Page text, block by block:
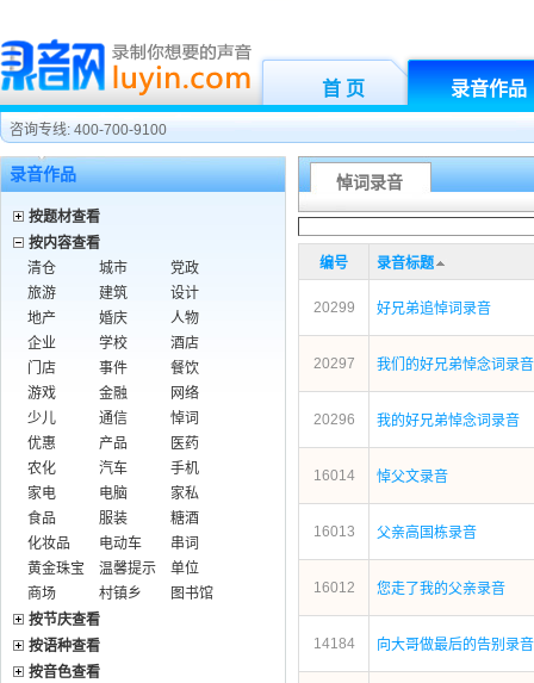
首 页 录音作品
咨询专线: 400-700-9100
录音作品
按题材查看
按内容查看
清仓
城市
党政
旅游
建筑
设计
地产
婚庆
人物
企业
学校
酒店
门店
事件
餐饮
游戏
金融
网络
少儿
通信
悼词
优惠
产品
医药
农化
汽车
手机
家电
电脑
家私
食品
服装
糖酒
化妆品
电动车
串词
黄金珠宝
温馨提示
单位
商场
村镇乡
图书馆
按节庆查看
按语种查看
按音色查看
悼词录音
编号 录音标题
20299 好兄弟追悼词录音
20297 我们的好兄弟悼念词录音
20296 我的好兄弟悼念词录音
16014 悼父文录音
16013 父亲高国栋录音
16012 您走了我的父亲录音
14184 向大哥做最后的告别录音